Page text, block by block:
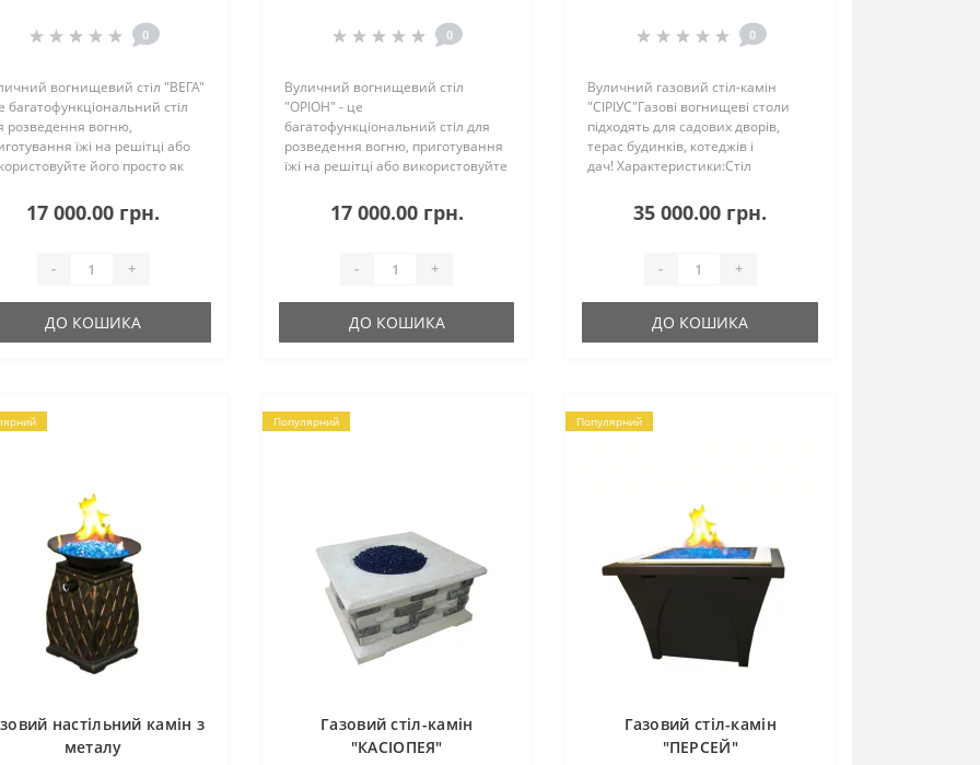
0
вогнищевий стіл "ВЕГА"
багатофункціональний стіл
розведення вогню,
їжі на решітці або
його просто як
Характеристики:Габаритні
(ДхШхВ), мм:
17 000.00 грн.
- +
ДО КОШИКА
0
Вуличний вогнищевий стіл
"ОРІОН" - це
багатофункціональний стіл для
розведення вогню, приготування
їжі на решітці або використовуйте
красивий елемент
декору! Характеристики:Габаритні
17 000.00 грн.
- +
ДО КОШИКА
0
Вуличний газовий стіл-камін
"СІРІУС"Газові вогнищеві столи
підходять для садових дворів,
терас будинків, котеджів і
дач! Характеристики:Стіл
стільницею.Габаритні розміри
(ДхШхВ), см: 92*92*62Пальник з
35 000.00 грн.
- +
ДО КОШИКА
настільний камін з
металу
Популярний
Газовий стіл-камін
"КАСІОПЕЯ"
Популярний
Газовий стіл-камін
"ПЕРСЕЙ"